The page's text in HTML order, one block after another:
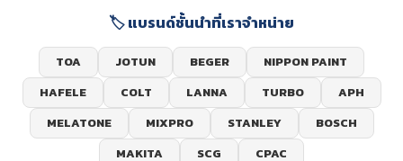
🏷️ แบรนด์ชั้นนำที่เราจำหน่าย
TOA JOTUN BEGER
NIPPON PAINT
HAFELE
COLT LANNA TURBO
APH
MELATONE
MIXPRO STANLEY
BOSCH
MAKITA
SCG CPAC